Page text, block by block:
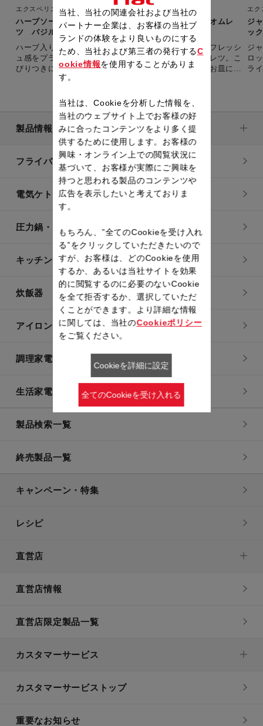
エクスペリエンス＋
ハーブソーセージとトマト、コンテチーズのふわふわオムレ
ツ バジル風味
ハーブ入りのソーセージとコンテチーズに、トマトのフレッシ
ュ感をプラスしバジルの香りと共にいただく簡単オムレツ。こ
びりつきにくいふっ素コーティングなので、するりとお皿にサ
ーブできます。
エ
ジ
ッ
ジ
ロ
ラ
製品情報
フライパン・鍋
電気ケトル
圧力鍋・電気圧力鍋
キッチン用品
炊飯器
アイロン・衣類スチーマー
調理家電
生活家電
製品検索一覧
終売製品一覧
キャンペーン・特集
レシピ
直営店
直営店情報
直営店限定製品一覧
カスタマーサービス
カスタマーサービストップ
重要なお知らせ
当社、当社の関連会社および当社の
パートナー企業は、お客様の当社ブ
ランドの体験をより良いものにする
ため、当社および第三者の発行するC
ookie情報を使用することがありま
す。
当社は、Cookieを分析した情報を、
当社のウェブサイト上でお客様の好
みに合ったコンテンツをより多く提
供するために使用します。お客様の
興味・オンライン上での閲覧状況に
基づいて、お客様が実際にご興味を
持つと思われる製品のコンテンツや
広告を表示したいと考えておりま
す。
もちろん、”全てのCookieを受け入れ
る”をクリックしていただきたいので
すが、お客様は、どのCookieを使用
するか、あるいは当社サイトを効果
的に閲覧するのに必要のないCookie
を全て拒否するか、選択していただ
くことができます。より詳細な情報
に関しては、当社のCookieポリシー
をご覧ください。
Cookieを詳細に設定
全てのCookieを受け入れる